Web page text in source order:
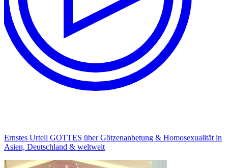
Ernstes Urteil GOTTES über Götzenanbetung & Homosexualität in
Asien, Deutschland & weltweit